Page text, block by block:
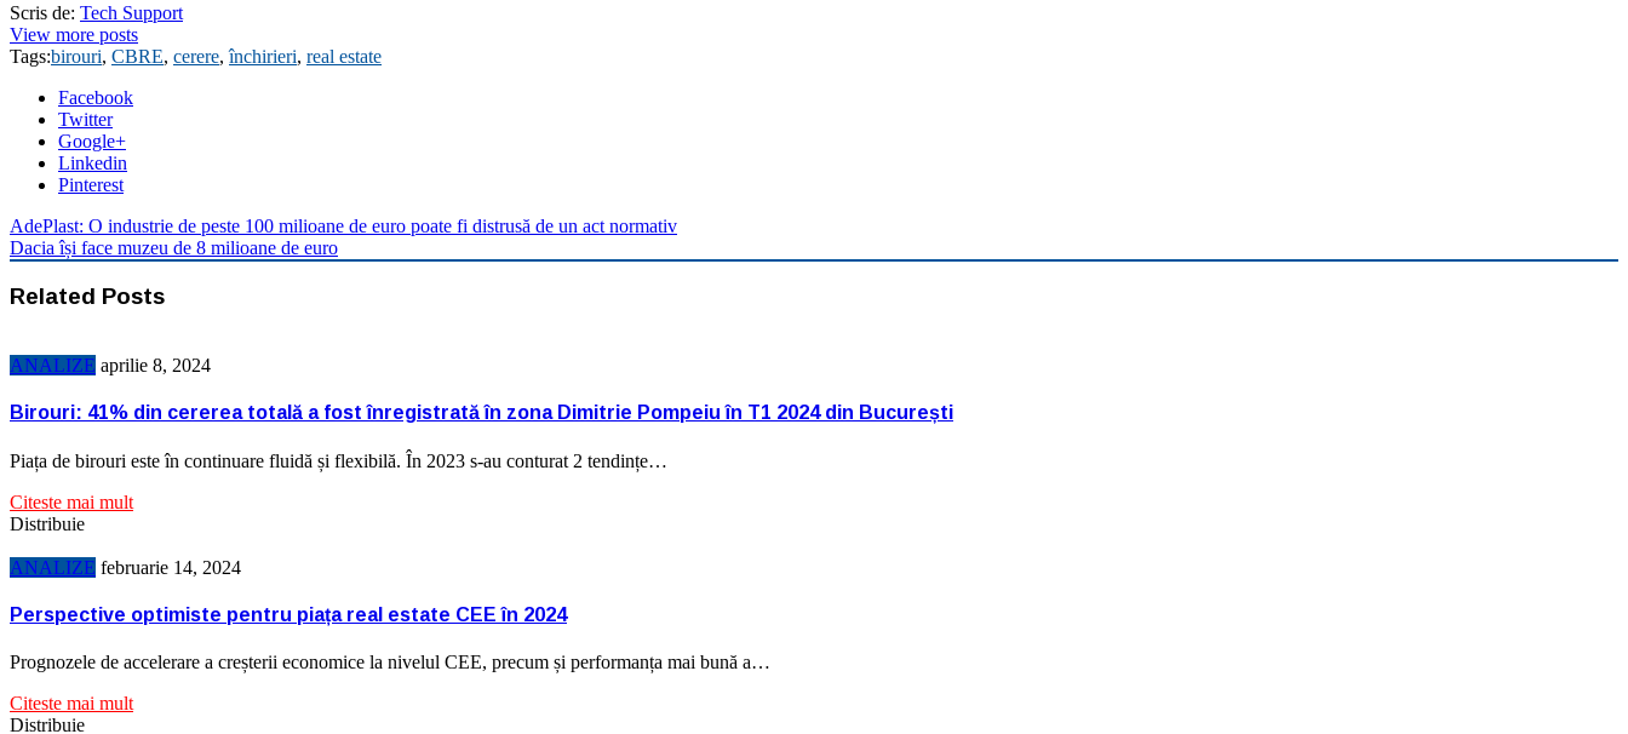
Scris de: Tech Support
View more posts
Tags:birouri, CBRE, cerere,închirieri, real estate
Facebook
Twitter
Google+
Linkedin
Pinterest
AdePlast: O industrie de peste 100 milioane de euro poate fi distrusă de un act normativ
Dacia își face muzeu de 8 milioane de euro
Related Posts
ANALIZE aprilie 8, 2024
Birouri: 41% din cererea totală a fost înregistrată în zona Dimitrie Pompeiu în T1 2024 din București
Piața de birouri este în continuare fluidă și flexibilă. În 2023 s-au conturat 2 tendințe…
Citeste mai mult
Distribuie
ANALIZE februarie 14, 2024
Perspective optimiste pentru piața real estate CEE în 2024
Prognozele de accelerare a creșterii economice la nivelul CEE, precum și performanța mai bună a…
Citeste mai mult
Distribuie